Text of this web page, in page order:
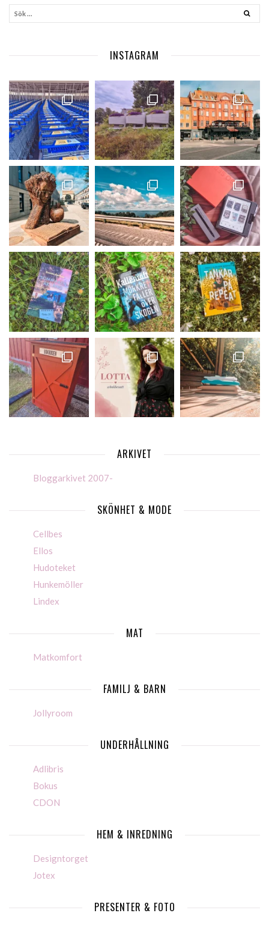
INSTAGRAM
ARKIVET
Bloggarkivet 2007-
SKÖNHET & MODE
Cellbes
Ellos
Hudoteket
Hunkemöller
Lindex
MAT
Matkomfort
FAMILJ & BARN
Jollyroom
UNDERHÅLLNING
Adlibris
Bokus
CDON
HEM & INREDNING
Designtorget
Jotex
PRESENTER & FOTO